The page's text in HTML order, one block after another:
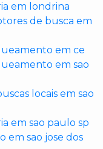
em londrina
de busca em
em ce
em sao
locais em sao
em sao paulo sp
em sao jose dos